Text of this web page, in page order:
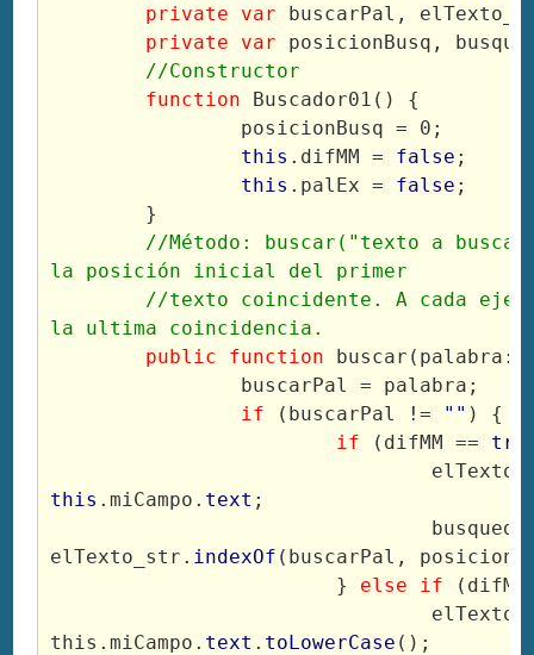
private
var buscarPal,
private
var posicionBusq,
//Constructor
function Buscador01() {
		posicionBusq = 0;
this .difMM = false ;
this .palEx = false ;
	}
//Método: buscar("texto a
la posición inicial del primer
la ultima coincidencia.
public
function buscar(palabra:
		buscarPal = palabra;
if (buscarPal != "" ) {
if (difMM ==
this .miCampo. text ;
elTexto_str. indexOf (buscarPal,
			}
else if
this.miCampo. text . toLowerCase ();